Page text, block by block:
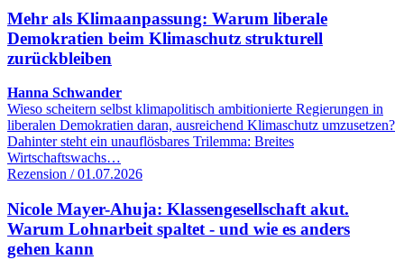
Mehr als Klimaanpassung: Warum liberale
Demokratien beim Klimaschutz strukturell
zurückbleiben
Hanna Schwander
Wieso scheitern selbst klimapolitisch ambitionierte Regierungen in
liberalen Demokratien daran, ausreichend Klimaschutz umzusetzen?
Dahinter steht ein unauflösbares Trilemma: Breites
Wirtschaftswachs…
Rezension / 01.07.2026
Nicole Mayer-Ahuja: Klassengesellschaft akut.
Warum Lohnarbeit spaltet - und wie es anders
gehen kann